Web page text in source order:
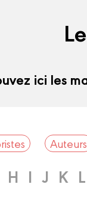
ici les
Auteurs
H I J K L